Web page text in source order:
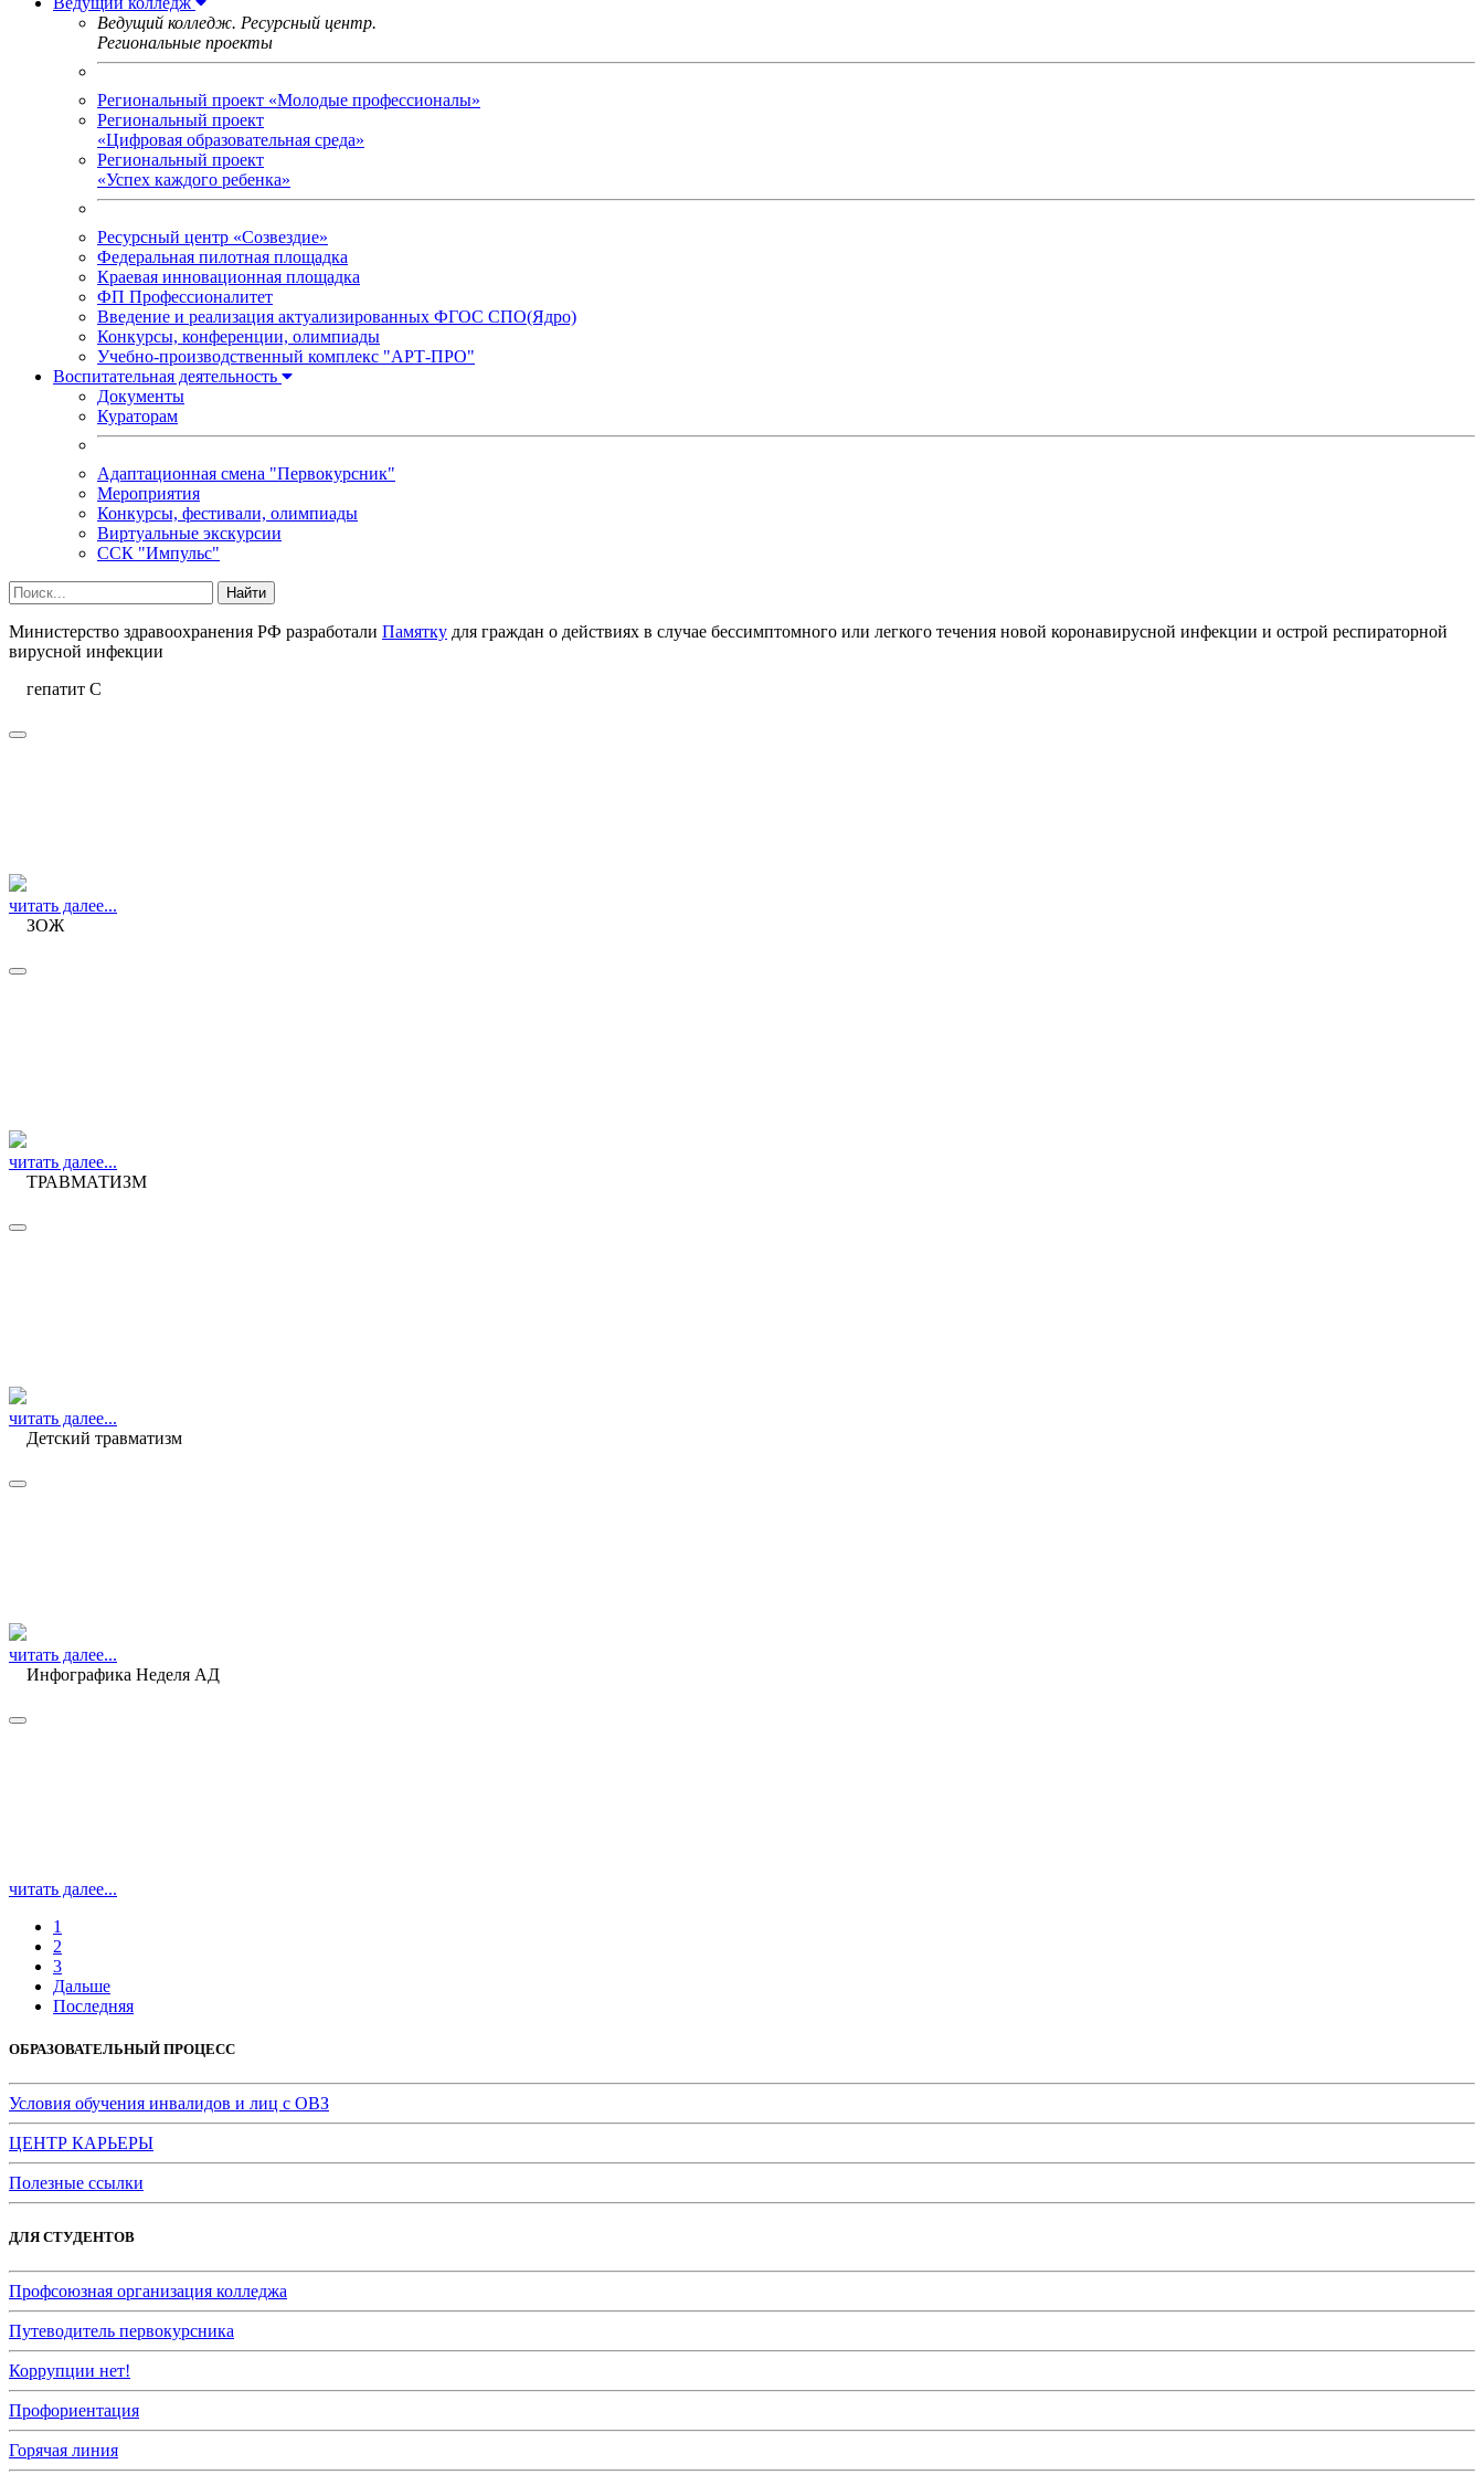
Ведущий колледж. Ресурсный центр.
Региональные проекты
Региональный проект «Молодые профессионалы»
Региональный проект
«Цифровая образовательная среда»
Региональный проект
«Успех каждого ребенка»
Ресурсный центр «Созвездие»
Федеральная пилотная площадка
Краевая инновационная площадка
ФП Профессионалитет
Введение и реализация актуализированных ФГОС СПО(Ядро)
Конкурсы, конференции, олимпиады
Учебно-производственный комплекс "АРТ-ПРО"
Воспитательная деятельность
Документы
Кураторам
Адаптационная смена "Первокурсник"
Мероприятия
Конкурсы, фестивали, олимпиады
Виртуальные экскурсии
ССК "Импульс"
Министерство здравоохранения РФ разработали Памятку для граждан о действиях в случае бессимптомного или легкого течения новой коронавирусной инфекции и острой респираторной
вирусной инфекции
гепатит С
читать далее...
ЗОЖ
читать далее...
ТРАВМАТИЗМ
читать далее...
Детский травматизм
читать далее...
Инфографика Неделя АД
читать далее...
1
2
3
Дальше
Последняя
ОБРАЗОВАТЕЛЬНЫЙ ПРОЦЕСС
Условия обучения инвалидов и лиц с ОВЗ
ЦЕНТР КАРЬЕРЫ
Полезные ссылки
ДЛЯ СТУДЕНТОВ
Профсоюзная организация колледжа
Путеводитель первокурсника
Коррупции нет!
Профориентация
Горячая линия